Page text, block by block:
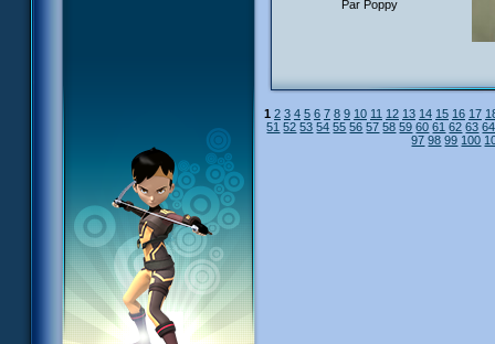
Par Poppy
1 2 3 4 5 6 7 8 9 10 11 12 13 14 15 16 17
51 52 53 54 55 56 57 58 59 60 61 62 63 64
97 98 99 100